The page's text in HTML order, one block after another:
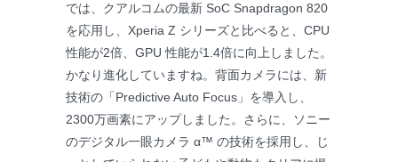
では、クアルコムの最新 SoC Snapdragon 820
を応用し、Xperia Z シリーズと比べると、CPU
性能が2倍、GPU 性能が1.4倍に向上しました。
かなり進化していますね。背面カメラには、新
技術の「Predictive Auto Focus」を導入し、
2300万画素にアップしました。さらに、ソニー
のデジタル一眼カメラ α™ の技術を採用し、じ